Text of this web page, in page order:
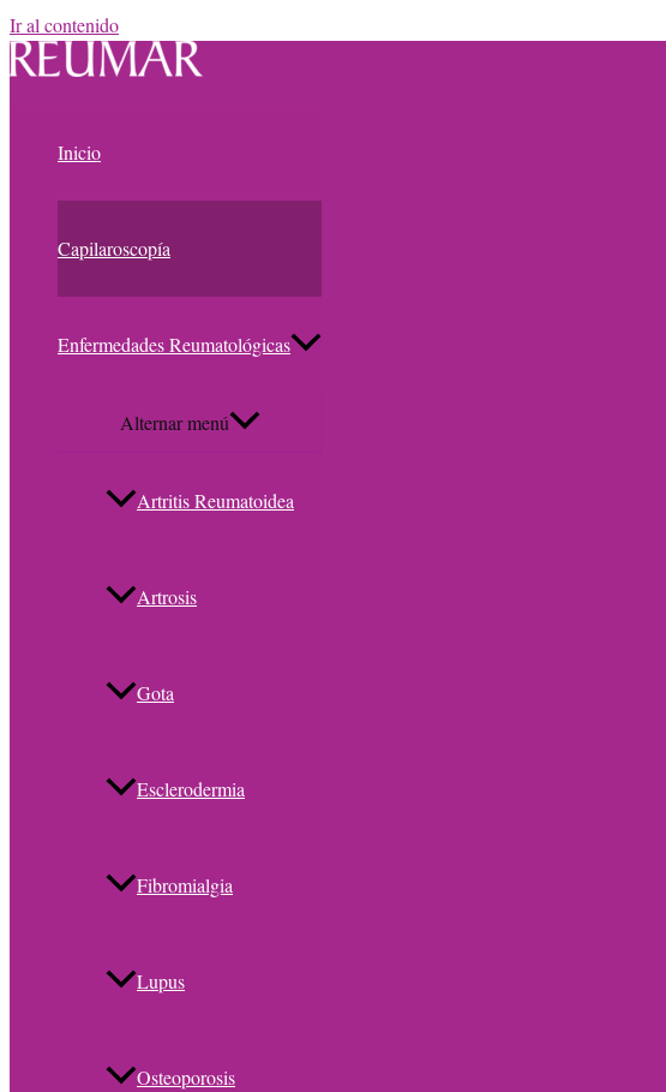
Ir al contenido
Inicio
Capilaroscopía
Enfermedades Reumatológicas
Alternar menú
Artritis Reumatoidea
Artrosis
Gota
Esclerodermia
Fibromialgia
Lupus
Osteoporosis